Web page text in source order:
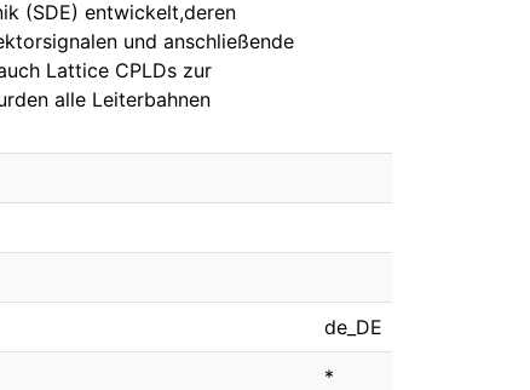
(SDE) entwickelt,deren
und anschließende
Lattice CPLDs zur
alle Leiterbahnen
de_DE
*